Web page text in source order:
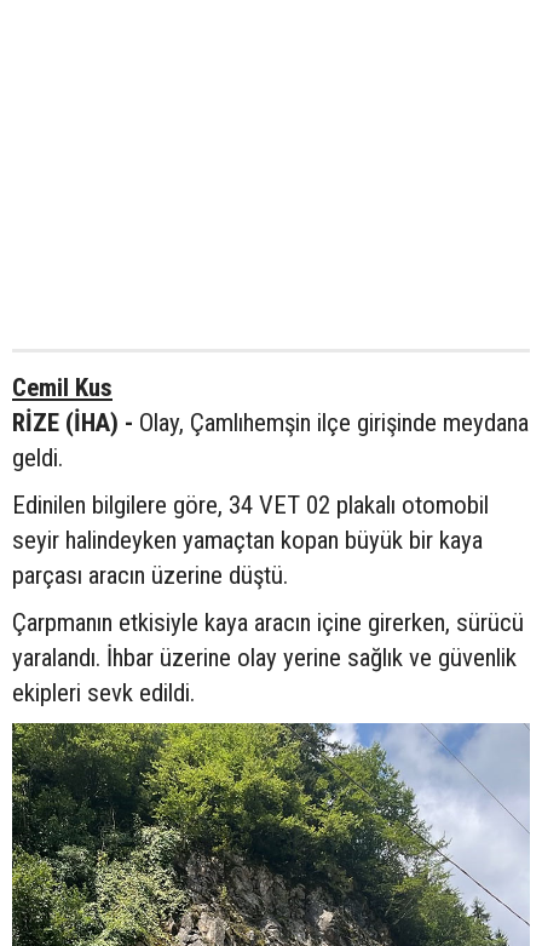
Cemil Kus
RİZE (İHA) - Olay, Çamlıhemşin ilçe girişinde meydana
geldi.
Edinilen bilgilere göre, 34 VET 02 plakalı otomobil
seyir halindeyken yamaçtan kopan büyük bir kaya
parçası aracın üzerine düştü.
Çarpmanın etkisiyle kaya aracın içine girerken, sürücü
yaralandı. İhbar üzerine olay yerine sağlık ve güvenlik
ekipleri sevk edildi.